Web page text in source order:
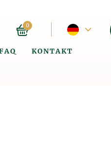
Sprache
0
KONTAKT